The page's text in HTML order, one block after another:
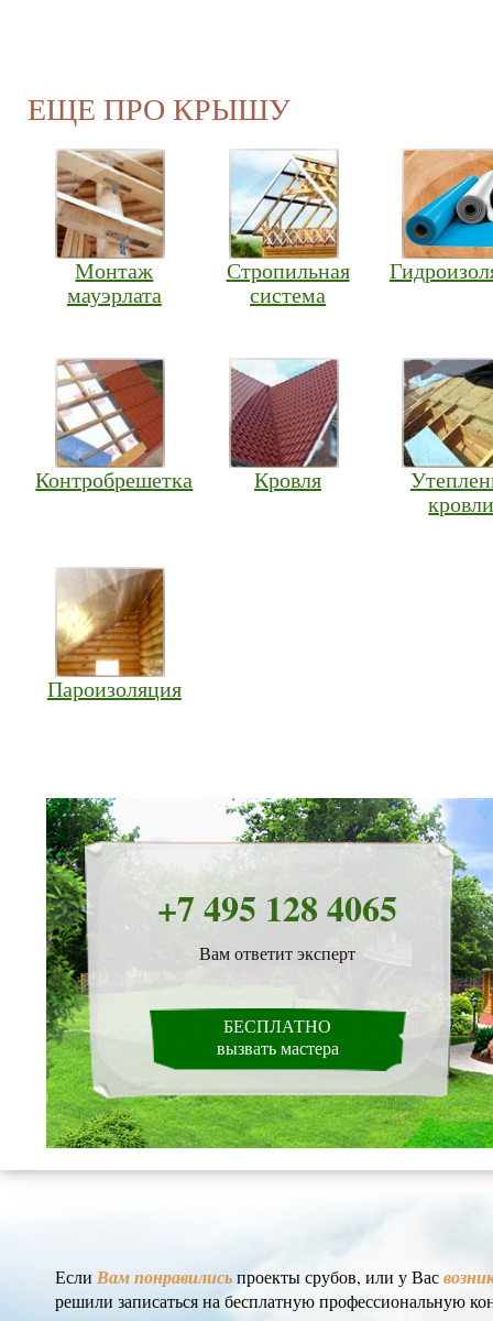
ЕЩЕ ПРО КРЫШУ
Монтаж
мауэрлата
Стропильная
система
Контробрешетка Кровля
Пароизоляция
+7 495 128 4065
Вам ответит эксперт
БЕСПЛАТНО
вызвать мастера
Если Вам понравилисьпроекты срубов, или у Вас
решили записаться на бесплатную профессиональную